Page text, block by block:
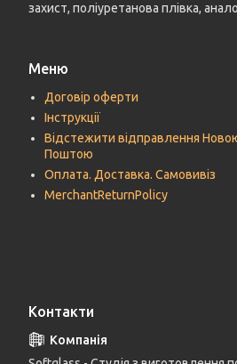
захист, поліуретанова плівка,
Меню
Договір оферти
Інструкції
Відстежити відправлення
Поштою
Оплата. Доставка. Самовивіз
MerchantReturnPolicy
Контакти